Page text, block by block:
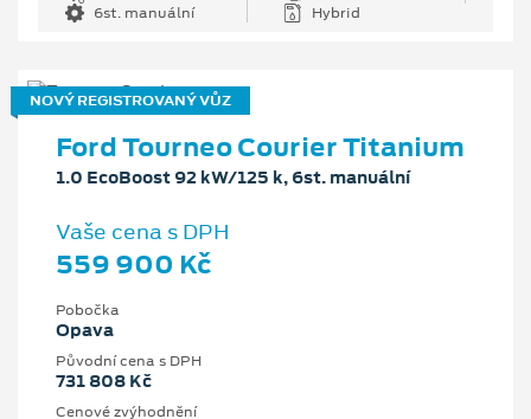
6st. manuální
Hybrid
NOVÝ REGISTROVANÝ VŮZ
Ford Tourneo Courier Titanium
1.0 EcoBoost 92 kW/125 k, 6st. manuální
Vaše cena s DPH
559 900 Kč
Pobočka
Opava
Původní cena s DPH
731 808 Kč
Cenové zvýhodnění